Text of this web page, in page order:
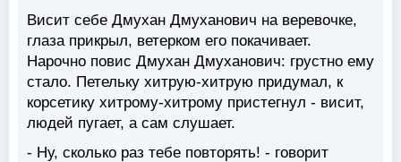
Висит себе Дмухан Дмуханович на веревочке,
глаза прикрыл, ветерком его покачивает.
Нарочно повис Дмухан Дмуханович: грустно ему
стало. Петельку хитрую-хитрую придумал, к
корсетику хитрому-хитрому пристегнул - висит,
людей пугает, а сам слушает.
- Ну, сколько раз тебе повторять! - говорит